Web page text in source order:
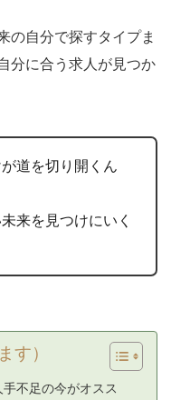
の自分で探すタイプま
分に合う求人が見つか
道を切り開くん
来を見つけにいく
す）
不足の今がオスス